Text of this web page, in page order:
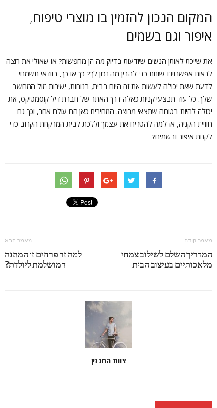
המקום הנכון להזמין בו מוצרי טיפוח,
איפור וגם בשמים
את שייכת לאותן הנשים שיודעות בדיוק מה הן מחפשות? או שאולי את רוצה
לראות אפשרויות שונות כדי להבין מה נכון לך? כך או כך, בוודאי תשמחי
לדעת שאת יכולה לעשות את זה היום בבית, בנוחות, ישירות מול המחשב
שלך. כל עוד תבצעי קניות כאלה דרך האתר של חברת דיל קוסמטיקס, את
יכולה להיות בטוחה שתצאי מרוצה. המחירים כאן הם עולם אחר, וכך גם
חוויית הקניה, אז למה להטריח את עצמך וללכת לבית המרקחת הקרוב כדי
לקנות איפור ובשמים?
מאמר קודם
המדריך השלם לשילוב צמחי
מלאכותיים בעיצוב הבית
מאמר הבא
למה זר פרחים זו המתנה
המושלמת ליולדת?
צוות המגזין